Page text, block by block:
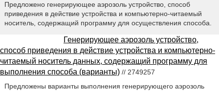
Предложено генерирующее аэрозоль устройство, способ
приведения в действие устройства и компьютерно-читаемый
носитель, содержащий программу для осуществления способа.
Генерирующее аэрозоль устройство,
способ приведения в действие устройства и компьютерно-
читаемый носитель данных, содержащий программу для
выполнения способа (варианты) // 2749257
Предложены варианты выполнения генерирующего аэрозоль